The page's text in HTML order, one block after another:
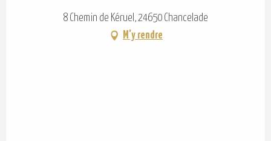
8 Chemin de Kéruel, 24650 Chancelade
M'y rendre